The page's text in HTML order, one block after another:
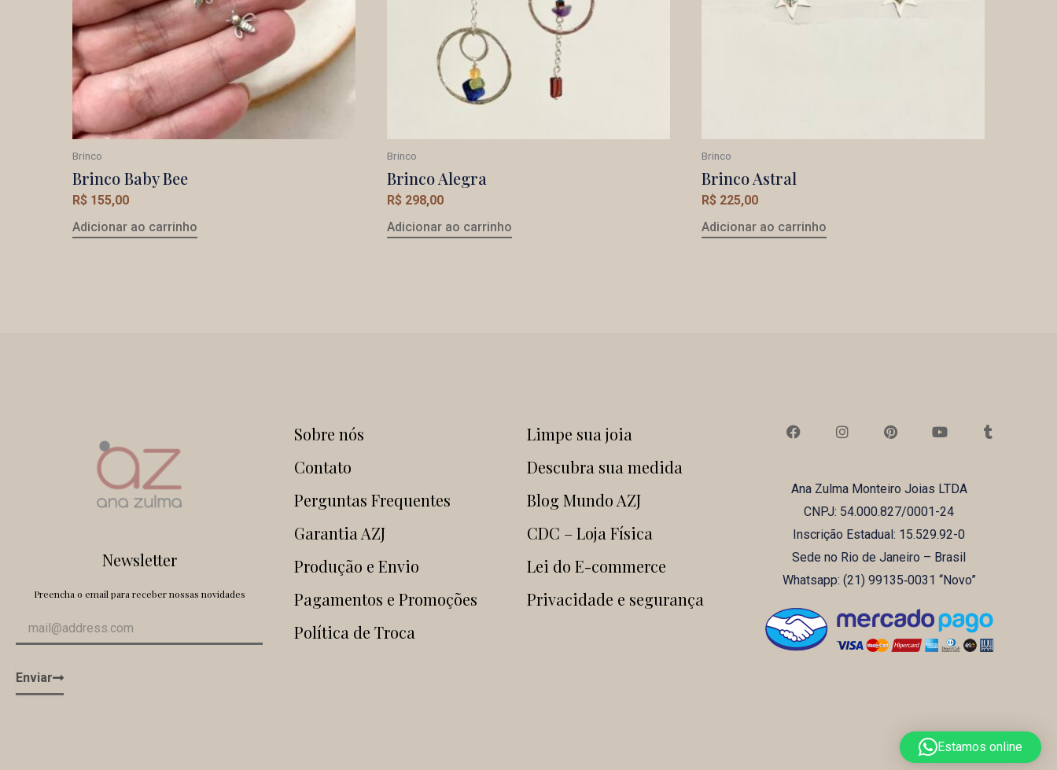
Brinco
Brinco Baby Bee
R$ 155,00
Adicionar ao carrinho
Brinco
Brinco Alegra
R$ 298,00
Adicionar ao carrinho
Brinco
Brinco Astral
R$ 225,00
Adicionar ao carrinho
Newsletter
Preencha o email para receber nossas novidades
Enviar
Sobre nós
Contato
Perguntas Frequentes
Garantia AZJ
Produção e Envio
Pagamentos e Promoções
Política de Troca
Limpe sua joia
Descubra sua medida
Blog Mundo AZJ
CDC – Loja Física
Lei do E-commerce
Privacidade e segurança
a
o
n
g
r
a
m
i
r
e
s
t
o
b
e
u
Ana Zulma Monteiro Joias LTDA
CNPJ: 54.000.827/0001-24
Inscrição Estadual: 15.529.92-0
Sede no Rio de Janeiro – Brasil
Whatsapp: (21) ‪99135‑0031‬ “Novo”
Estamos online